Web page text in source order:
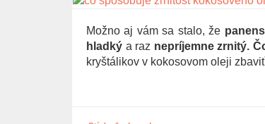
Možno aj vám sa stalo, že
hladký a raz nepríjemne zrnitý.
kryštálikov v kokosovom oleji